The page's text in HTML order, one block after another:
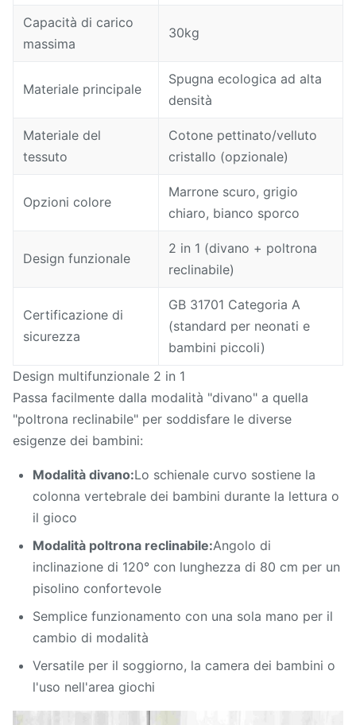
Capacità di carico
massima
30kg
Materiale principale
Spugna ecologica ad alta
densità
Materiale del
tessuto
Cotone pettinato/velluto
cristallo (opzionale)
Opzioni colore
Marrone scuro, grigio
chiaro, bianco sporco
Design funzionale
2 in 1 (divano + poltrona
reclinabile)
Certificazione di
sicurezza
GB 31701 Categoria A
(standard per neonati e
bambini piccoli)
Design multifunzionale 2 in 1
Passa facilmente dalla modalità "divano" a quella
"poltrona reclinabile" per soddisfare le diverse
esigenze dei bambini:
Modalità divano:Lo schienale curvo sostiene la
colonna vertebrale dei bambini durante la lettura o
il gioco
Modalità poltrona reclinabile:Angolo di
inclinazione di 120° con lunghezza di 80 cm per un
pisolino confortevole
Semplice funzionamento con una sola mano per il
cambio di modalità
Versatile per il soggiorno, la camera dei bambini o
l'uso nell'area giochi